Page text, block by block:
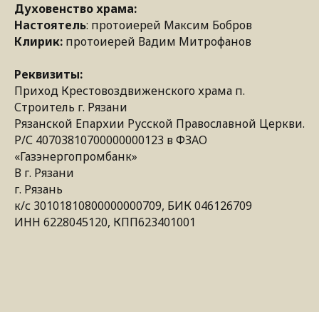
Духовенство храма:
Настоятель: протоиерей Максим Бобров
Клирик: протоиерей Вадим Митрофанов
Реквизиты:
Приход Крестовоздвиженского храма п.
Строитель г. Рязани
Рязанской Епархии Русской Православной Церкви.
Р/С 40703810700000000123 в ФЗАО
«Газэнергопромбанк»
В г. Рязани
г. Рязань
к/с 30101810800000000709, БИК 046126709
ИНН 6228045120, КПП623401001